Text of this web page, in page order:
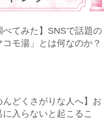
べてみた】SNSで話題の
コモ湯」とは何なのか？
んどくさがりな人へ】お
に入らないと起こるこ